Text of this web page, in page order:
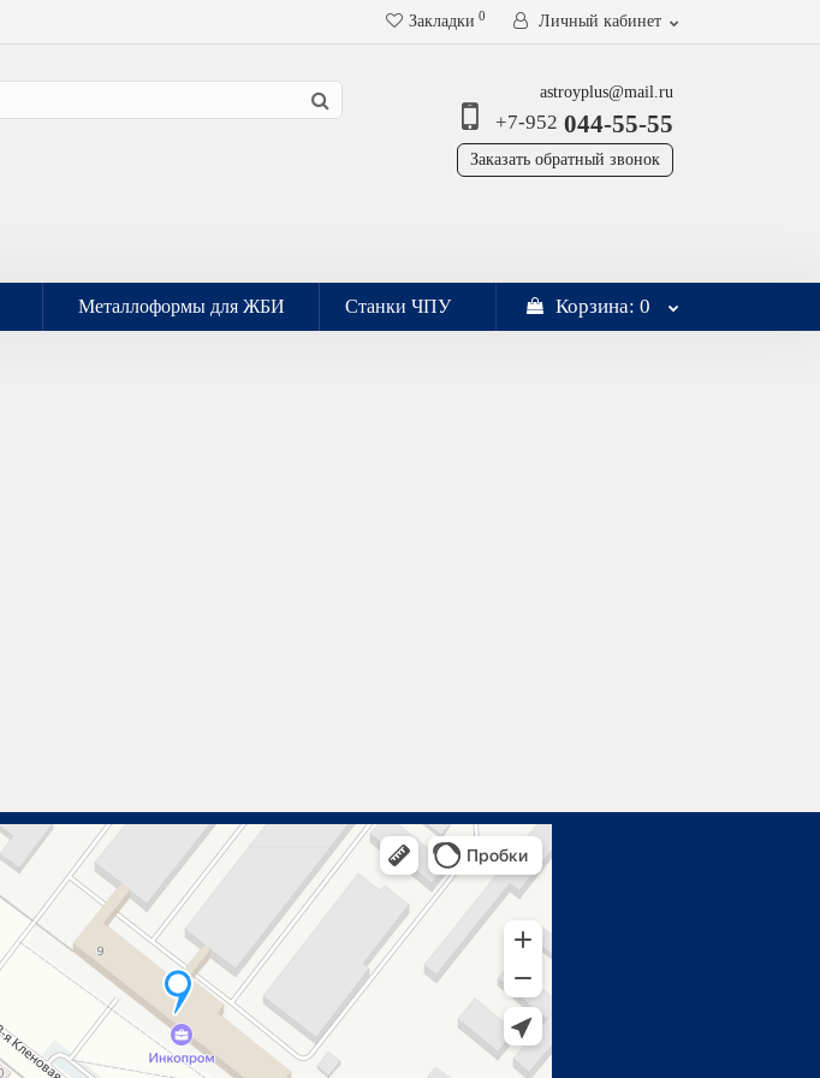
Закладки 0 Личный кабинет
astroyplus@mail.ru
+7-952 044-55-55
Заказать обратный звонок
Металлоформы для ЖБИ Станки ЧПУ Корзина: 0